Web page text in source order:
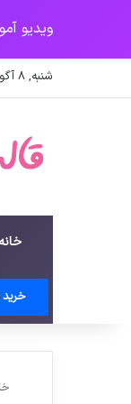
ویدیو
شنبه, 8 آگوست 2026
خانه